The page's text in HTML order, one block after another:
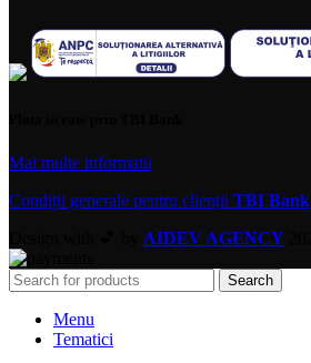
Mai multe informatii
Condiții generale pentru clienții TBI Bank
AIDEV AGENCY
Search
Menu
Tematici